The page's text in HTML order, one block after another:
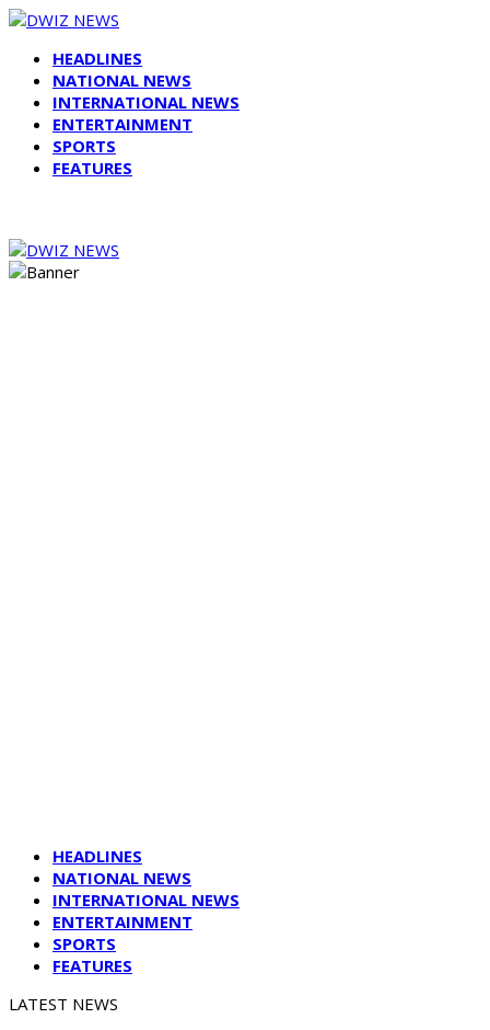
HEADLINES
NATIONAL NEWS
INTERNATIONAL NEWS
ENTERTAINMENT
SPORTS
FEATURES
HEADLINES
NATIONAL NEWS
INTERNATIONAL NEWS
ENTERTAINMENT
SPORTS
FEATURES
LATEST NEWS